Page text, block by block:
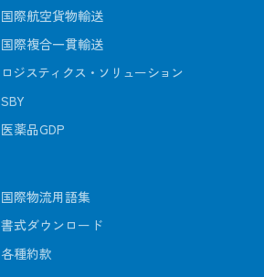
国際航空貨物輸送
国際複合一貫輸送
ロジスティクス・ソリューション
SBY
医薬品GDP
国際物流用語集
書式ダウンロード
各種約款